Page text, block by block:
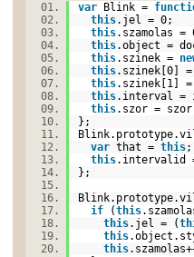
var Blink =
this.jel = 0;
this.szamolas
this.object =
this.szinek =
this.szinek[0]
this.szinek[1]
this.interval
this.szor =
};
var that =this
this.intervalid
};
if (this
this.jel = (
this
this